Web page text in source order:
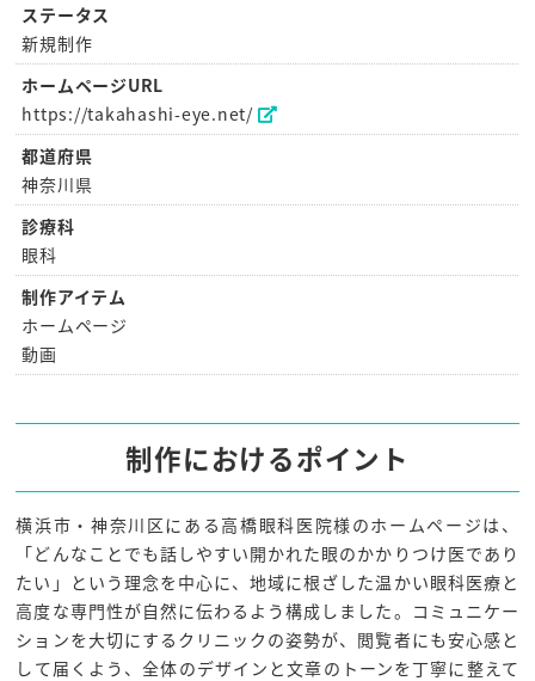
ステータス
新規制作
ホームページURL
https://takahashi-eye.net/
都道府県
神奈川県
診療科
眼科
制作アイテム
ホームページ
動画
制作におけるポイント
横浜市・神奈川区にある高橋眼科医院様のホームページは、
「どんなことでも話しやすい開かれた眼のかかりつけ医であり
たい」という理念を中心に、地域に根ざした温かい眼科医療と
高度な専門性が自然に伝わるよう構成しました。コミュニケー
ションを大切にするクリニックの姿勢が、閲覧者にも安心感と
して届くよう、全体のデザインと文章のトーンを丁寧に整えて